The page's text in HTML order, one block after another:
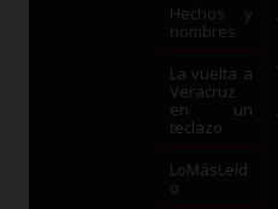
Hechos y
nombres
La vuelta a
Veracruz
en un
teclazo
LoMásLeíd
o